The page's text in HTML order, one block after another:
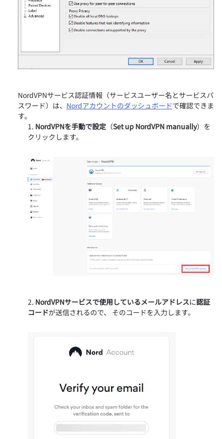
NordVPNサービス認証情報（サービスユーザー名とサービスパ
スワード）は、 Nordアカウントのダッシュボードで確認できま
す。
NordVPNを手動で設定 （Set up NordVPN manually）を
クリックします。
NordVPNサービスで使用しているメールアドレスに認証
コードが送信されるので、 そのコードを入力します。